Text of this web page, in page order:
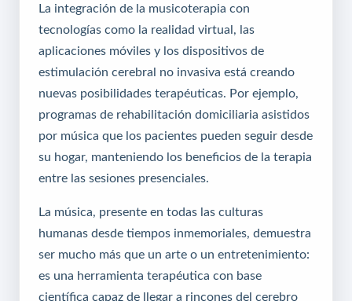
La integración de la musicoterapia con
tecnologías como la realidad virtual, las
aplicaciones móviles y los dispositivos de
estimulación cerebral no invasiva está creando
nuevas posibilidades terapéuticas. Por ejemplo,
programas de rehabilitación domiciliaria asistidos
por música que los pacientes pueden seguir desde
su hogar, manteniendo los beneficios de la terapia
entre las sesiones presenciales.
La música, presente en todas las culturas
humanas desde tiempos inmemoriales, demuestra
ser mucho más que un arte o un entretenimiento:
es una herramienta terapéutica con base
científica capaz de llegar a rincones del cerebro